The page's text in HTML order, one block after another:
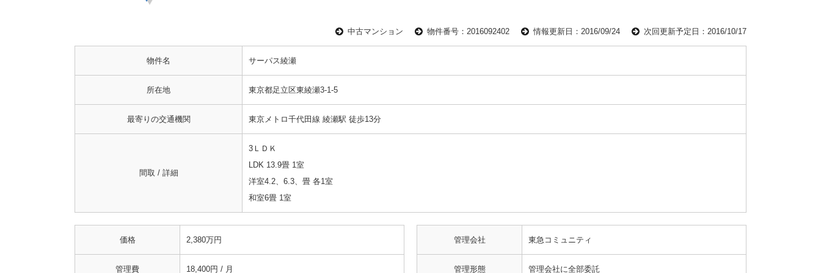
中古マンション 物件番号：2016092402 情報更新日：2016/09/24 次回更新予定日：2016/10/17
物件名 サーパス綾瀬
所在地 東京都足立区東綾瀬3-1-5
最寄りの交通機関 東京メトロ千代田線 綾瀬駅 徒歩13分
間取 / 詳細
3ＬＤＫ
LDK 13.9畳 1室
洋室4.2、6.3、畳 各1室
和室6畳 1室
価格 2,380万円
管理費 18,400円 / 月
管理会社 東急コミュニティ
管理形態 管理会社に全部委託